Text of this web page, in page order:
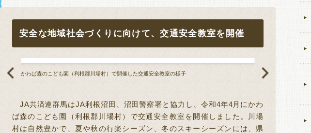
安全な地域社会づくりに向けて、交通安全教室を開催
かわば森のこども園（利根郡川場村）で開催した交通安全教室の様子 交通安全教室の様子
JA共済連群馬はJA利根沼田、沼田警察署と協力し、令和4年4月にかわ
ば森のこども園（利根郡川場村）で交通安全教室を開催しました。川場
村は自然豊かで、夏や秋の行楽シーズン、冬のスキーシーズンには、県